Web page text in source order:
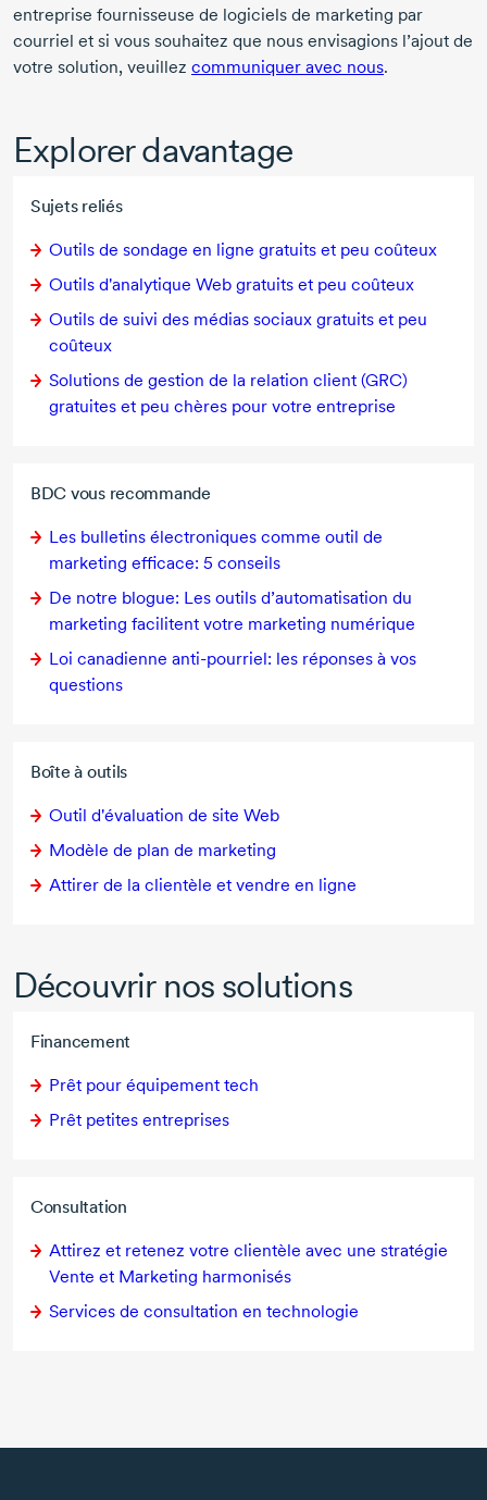
entreprise fournisseuse de logiciels de marketing par
courriel et si vous souhaitez que nous envisagions l’ajout de
votre solution, veuillez communiquer avec nous.
Explorer davantage
Sujets reliés
Outils de sondage en ligne gratuits et peu coûteux
Outils d'analytique Web gratuits et peu coûteux
Outils de suivi des médias sociaux gratuits et peu
coûteux
Solutions de gestion de la relation client (GRC)
gratuites et peu chères pour votre entreprise
BDC vous recommande
Les bulletins électroniques comme outil de
marketing efficace: 5 conseils
De notre blogue: Les outils d’automatisation du
marketing facilitent votre marketing numérique
Loi canadienne anti-pourriel: les réponses à vos
questions
Boîte à outils
Outil d'évaluation de site Web
Modèle de plan de marketing
Attirer de la clientèle et vendre en ligne
Découvrir nos solutions
Financement
Prêt pour équipement tech
Prêt petites entreprises
Consultation
Attirez et retenez votre clientèle avec une stratégie
Vente et Marketing harmonisés
Services de consultation en technologie